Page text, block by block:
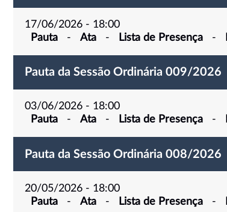
17/06/2026 - 18:00
Pauta
- Ata - Lista de Presença -
Pauta da Sessão Ordinária 009/2026
03/06/2026 - 18:00
Pauta
- Ata - Lista de Presença -
Pauta da Sessão Ordinária 008/2026
20/05/2026 - 18:00
Pauta
- Ata - Lista de Presença -